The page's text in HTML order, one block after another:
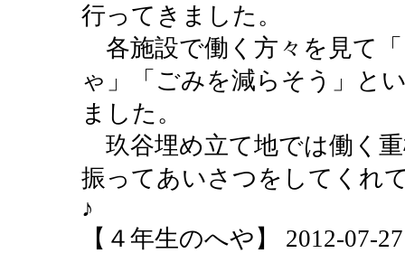
行ってきました。
各施設で働く方々を見て
ゃ」「ごみを減らそう」と
ました。
玖谷埋め立て地では働く
振ってあいさつをしてくれ
♪
【４年生のへや】 2012-07-